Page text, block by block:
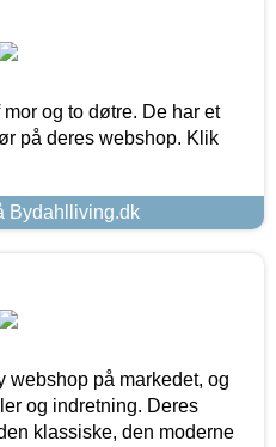
og to døtre. De har et
på deres webshop. Klik
Bydahlliving.dk
webshop på markedet, og
og indretning. Deres
klassiske, den moderne